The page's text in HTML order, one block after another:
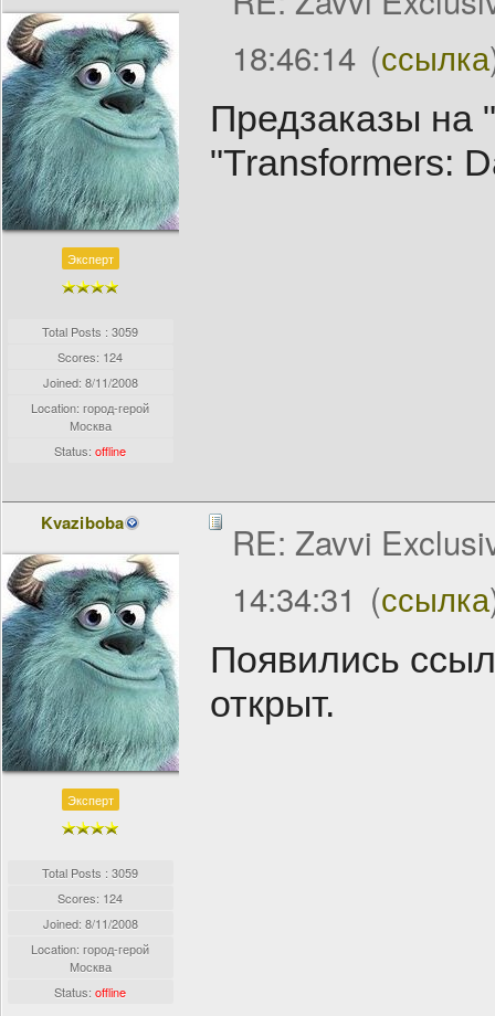
Эксперт
Total Posts : 3059
Scores: 124
Joined: 8/11/2008
Location: город-герой
Москва
Status:offline
18:46:14 (ссылка
Предзаказы на
"Transformers:
Kvaziboba
Эксперт
Total Posts : 3059
Scores: 124
Joined: 8/11/2008
Location: город-герой
Москва
Status:offline
RE: Zavvi
14:34:31 (ссылка
Появились
открыт.